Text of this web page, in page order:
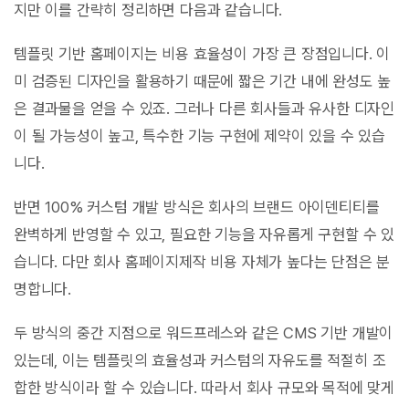
지만 이를 간략히 정리하면 다음과 같습니다.
템플릿 기반 홈페이지는 비용 효율성이 가장 큰 장점입니다. 이
미 검증된 디자인을 활용하기 때문에 짧은 기간 내에 완성도 높
은 결과물을 얻을 수 있죠. 그러나 다른 회사들과 유사한 디자인
이 될 가능성이 높고, 특수한 기능 구현에 제약이 있을 수 있습
니다.
반면 100% 커스텀 개발 방식은 회사의 브랜드 아이덴티티를
완벽하게 반영할 수 있고, 필요한 기능을 자유롭게 구현할 수 있
습니다. 다만 회사 홈페이지제작 비용 자체가 높다는 단점은 분
명합니다.
두 방식의 중간 지점으로 워드프레스와 같은 CMS 기반 개발이
있는데, 이는 템플릿의 효율성과 커스텀의 자유도를 적절히 조
합한 방식이라 할 수 있습니다. 따라서 회사 규모와 목적에 맞게